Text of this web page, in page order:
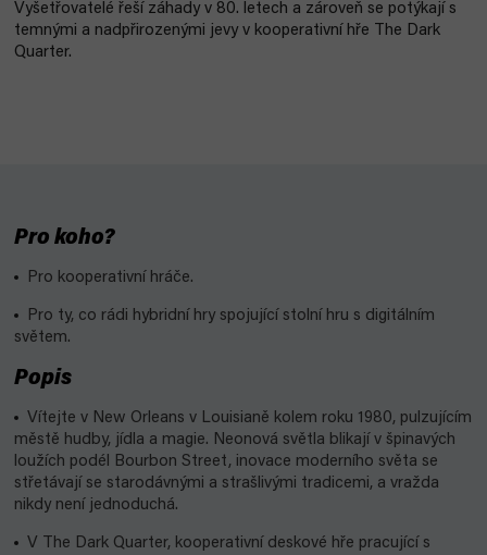
Vyšetřovatelé řeší záhady v 80. letech a zároveň se potýkají s
temnými a nadpřirozenými jevy v kooperativní hře The Dark
Quarter.
Pro koho?
Pro kooperativní hráče.
Pro ty, co rádi hybridní hry spojující stolní hru s digitálním
světem.
Popis
Vítejte v New Orleans v Louisianě kolem roku 1980, pulzujícím
městě hudby, jídla a magie. Neonová světla blikají v špinavých
loužích podél Bourbon Street, inovace moderního světa se
střetávají se starodávnými a strašlivými tradicemi, a vražda
nikdy není jednoduchá.
V The Dark Quarter, kooperativní deskové hře pracující s